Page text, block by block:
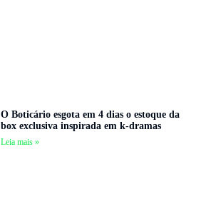
O Boticário esgota em 4 dias o estoque da
box exclusiva inspirada em k-dramas
Leia mais »